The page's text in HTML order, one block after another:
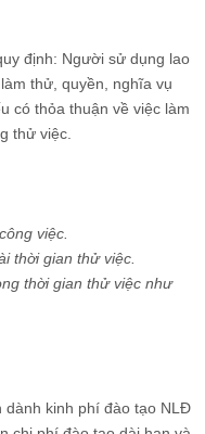
định: Người sử dụng lao
thử, quyền, nghĩa vụ
có thỏa thuận về việc làm
thử việc.
việc.
thời gian thử việc.
thời gian thử việc như
dành kinh phí đào tạo NLĐ